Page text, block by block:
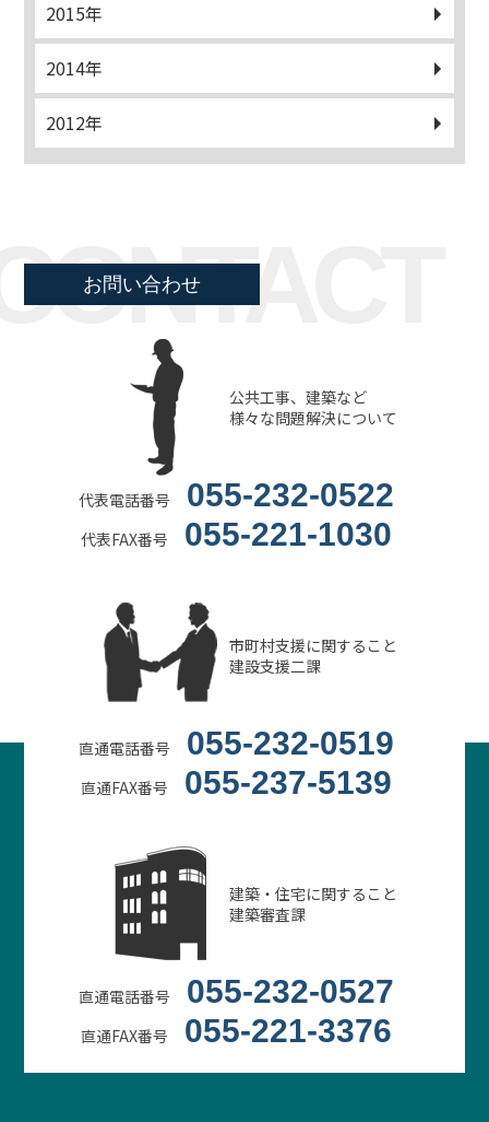
2015年
2014年
2012年
お問い合わせ
公共工事、建築など
様々な問題解決について
代表電話番号 055-232-0522
代表FAX番号 055-221-1030
市町村支援に関すること
建設支援二課
直通電話番号 055-232-0519
直通FAX番号 055-237-5139
建築・住宅に関すること
建築審査課
直通電話番号 055-232-0527
直通FAX番号 055-221-3376